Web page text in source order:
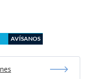
AVÍSANOS